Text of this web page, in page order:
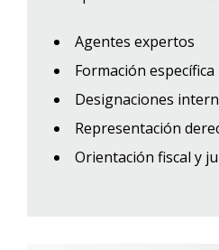
Agentes expertos
Formación específica
Designaciones
Representación
Orientación fiscal y